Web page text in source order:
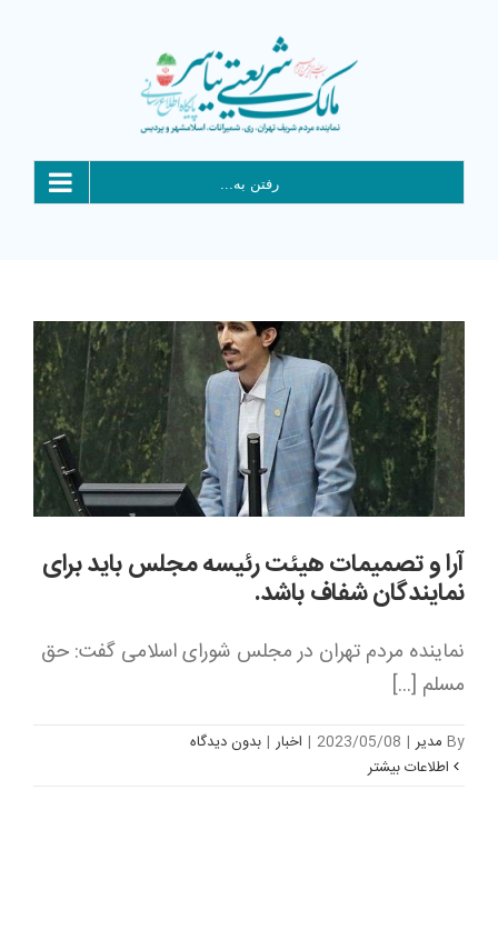
رفتن به...
آرا و تصمیمات هیئت رئیسه مجلس باید برای
نمایندگان شفاف باشد.
نماینده مردم تهران در مجلس شورای اسلامی گفت: حق
مسلم [...]
By مدیر |
2023/05/08
| اخبار | بدون ديدگاه
اطلاعات بیشتر